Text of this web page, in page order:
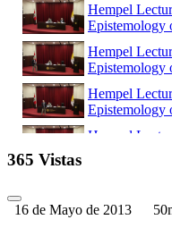
Hempel
Epistemology
Hempel
Epistemology
Hempel
Epistemology
Hempel
Hempel
365 Vistas
16 de Mayo de 2013